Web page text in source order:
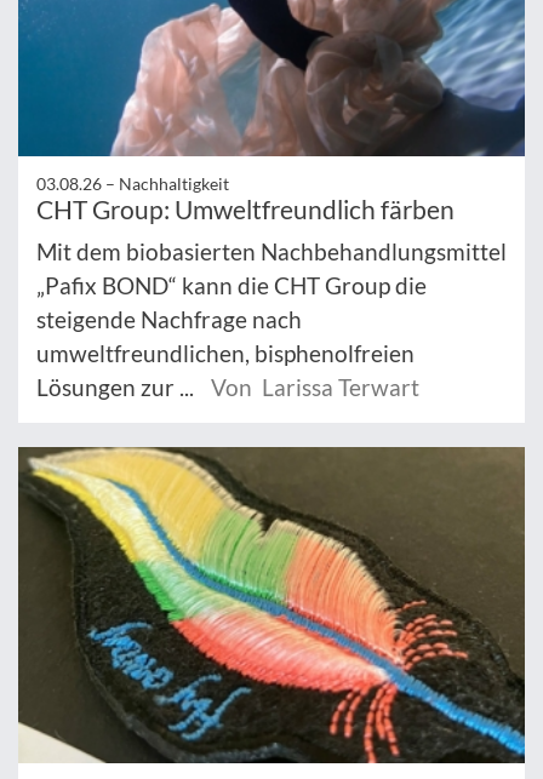
03.08.26 – Nachhaltigkeit
CHT Group: Umweltfreundlich färben
Mit dem biobasierten Nachbehandlungsmittel
„Pafix BOND“ kann die CHT Group die
steigende Nachfrage nach
umweltfreundlichen, bisphenolfreien
Lösungen zur ...
Von Larissa Terwart